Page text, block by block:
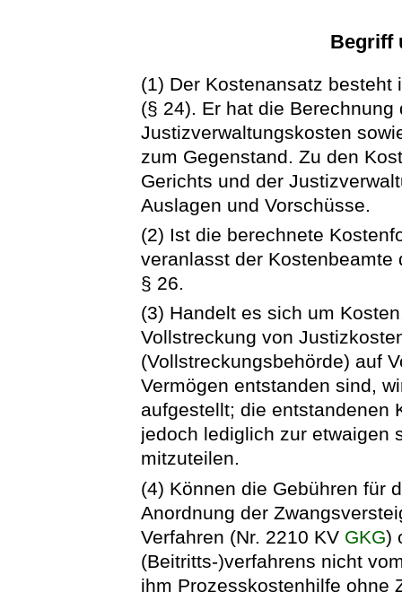
Begriff
(1) Der Kostenansatz
(§ 24). Er hat die
Justizverwaltungskosten
zum Gegenstand. Zu den
Gerichts und der
Auslagen und Vorschüsse.
(2) Ist die berechnete
veranlasst der
§ 26.
(3) Handelt es sich um
Vollstreckung von
(Vollstreckungsbehörde) auf
Vermögen entstanden sind,
aufgestellt; die entstandenen
jedoch lediglich zur etwaigen
mitzuteilen.
(4) Können die Gebühren für
Anordnung der
Verfahren (Nr. 2210 KV GKG)
(Beitritts-)verfahrens nicht
ihm Prozesskostenhilfe ohne